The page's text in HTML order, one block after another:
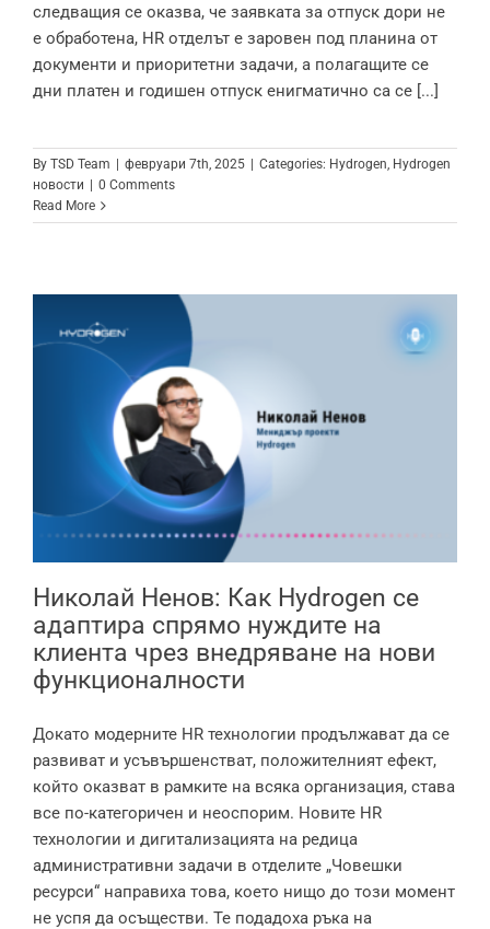
следващия се оказва, че заявката за отпуск дори не
е обработена, HR отделът е заровен под планина от
документи и приоритетни задачи, а полагащите се
дни платен и годишен отпуск енигматично са се [...]
By TSD Team | февруари 7th, 2025 | Categories: Hydrogen, Hydrogen
новости | 0 Comments
Read More
Николай Ненов: Как Hydrogen се
адаптира спрямо нуждите на
клиента чрез внедряване на нови
функционалности
Николай Ненов: Как Hydrogen се
адаптира спрямо нуждите на
клиента чрез внедряване на нови
функционалности
Докато модерните HR технологии продължават да се
развиват и усъвършенстват, положителният ефект,
който оказват в рамките на всяка организация, става
все по-категоричен и неоспорим. Новите HR
технологии и дигитализацията на редица
административни задачи в отделите „Човешки
ресурси“ направиха това, което нищо до този момент
не успя да осъществи. Те подадоха ръка на